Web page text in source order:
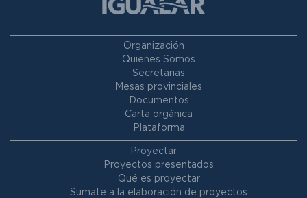
Organización
Quienes Somos
Secretarias
Mesas provinciales
Documentos
Carta orgánica
Plataforma
Proyectar
Proyectos presentados
Qué es proyectar
Sumate a la elaboración de proyectos